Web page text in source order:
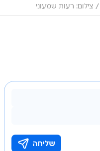
/ צילום: רעות שמעוני